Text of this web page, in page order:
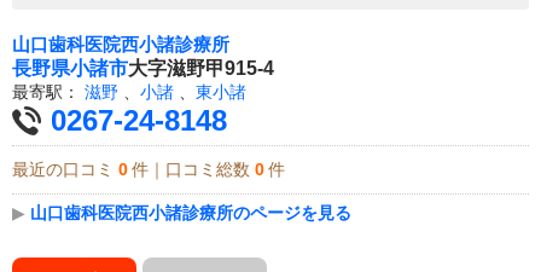
山口歯科医院西小諸診療所
長野県小諸市大字滋野甲915-4
最寄駅： 滋野 小諸 東小諸
0267-24-8148
最近の口コミ 0 件｜口コミ総数 0 件
▶ 山口歯科医院西小諸診療所のページを見る